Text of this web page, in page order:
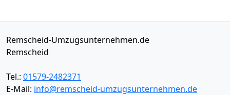
Remscheid-Umzugsunternehmen.de
Remscheid
Tel.: 01579-2482371
E-Mail: info@remscheid-umzugsunternehmen.de